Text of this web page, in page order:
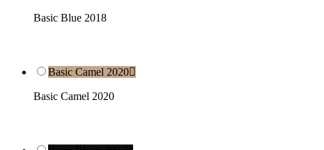
Basic Blue 2018
Basic Camel 2020
Basic Camel 2020